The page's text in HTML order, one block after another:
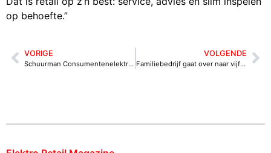
op behoefte.”
VORIGE
Schuurman Consumentenelektronica: ‘Dankzij overname klaar voor verdere groei’
VOLGENDE
Familiebedrijf gaat over naar vijfde generatie: Ter Heegde blijft gewoon goed in witgoed